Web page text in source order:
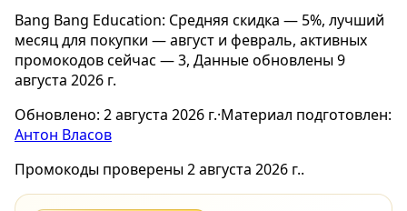
Bang Bang Education: Средняя скидка — 5%, лучший
месяц для покупки — август и февраль, активных
промокодов сейчас — 3, Данные обновлены 9
августа 2026 г.
Обновлено: 2 августа 2026 г.·Материал подготовлен:
Антон Власов
Промокоды проверены 2 августа 2026 г..